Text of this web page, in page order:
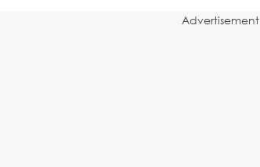
Advertisement